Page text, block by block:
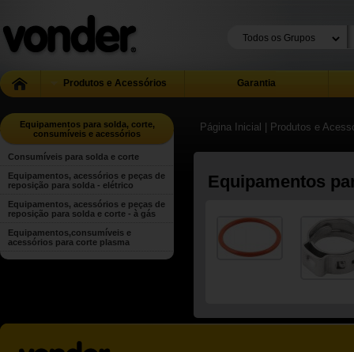
Produtos e Acessórios Garantia
Equipamentos para solda, corte,
consumíveis e acessórios
Consumíveis para solda e corte
Equipamentos, acessórios e peças de
reposição para solda - elétrico
Equipamentos, acessórios e peças de
reposição para solda e corte - à gás
Equipamentos,consumíveis e
acessórios para corte plasma
Página Inicial | Produtos e
Equipamentos